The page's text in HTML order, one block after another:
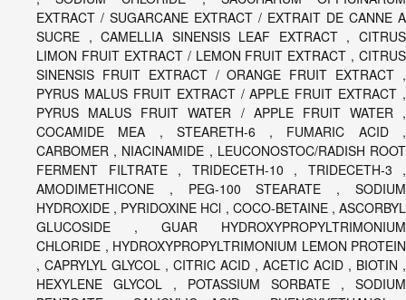
EXTRACT / SUGARCANE EXTRACT / EXTRAIT DE CANNE A
SUCRE , CAMELLIA SINENSIS LEAF EXTRACT , CITRUS
LIMON FRUIT EXTRACT / LEMON FRUIT EXTRACT , CITRUS
SINENSIS FRUIT EXTRACT / ORANGE FRUIT EXTRACT ,
PYRUS MALUS FRUIT EXTRACT / APPLE FRUIT EXTRACT ,
PYRUS MALUS FRUIT WATER / APPLE FRUIT WATER ,
COCAMIDE MEA , STEARETH-6 , FUMARIC ACID ,
CARBOMER , NIACINAMIDE , LEUCONOSTOC/RADISH ROOT
FERMENT FILTRATE , TRIDECETH-10 , TRIDECETH-3 ,
AMODIMETHICONE , PEG-100 STEARATE , SODIUM
HYDROXIDE , PYRIDOXINE HCl , COCO-BETAINE , ASCORBYL
GLUCOSIDE , GUAR HYDROXYPROPYLTRIMONIUM
CHLORIDE , HYDROXYPROPYLTRIMONIUM LEMON PROTEIN
, CAPRYLYL GLYCOL , CITRIC ACID , ACETIC ACID , BIOTIN ,
HEXYLENE GLYCOL , POTASSIUM SORBATE , SODIUM